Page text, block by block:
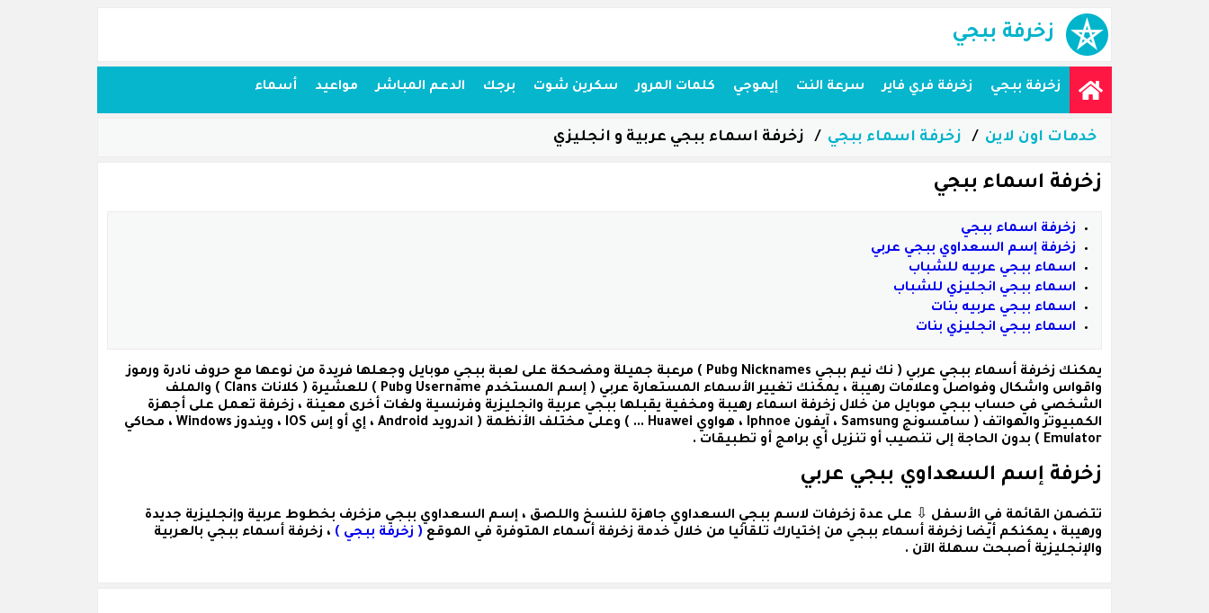
زخرفة ببجي
زخرفة ببجي زخرفة فري فاير سرعة النت إيموجي كلمات المرور سكرين شوت برجك الدعم المباشر مواعيد أسماء
خدمات اون لاين زخرفة اسماء ببجي زخرفة اسماء ببجي عربية و انجليزي
زخرفة اسماء ببجي
زخرفة اسماء ببجي
زخرفة إسم السعداوي ببجي عربي
اسماء ببجي عربيه للشباب
اسماء ببجي انجليزي للشباب
اسماء ببجي عربيه بنات
اسماء ببجي انجليزي بنات
يمكنك زخرفة أسماء ببجي عربي
( نك نيم ببجي Pubg Nicknames ) مرعبة جميلة ومضحكة على لعبة ببجي موبايل وجعلها فريدة من نوعها مع حروف نادرة ورموز
واقواس واشكال وفواصل وعلامات رهيبة ، يمكنك تغيير الأسماء المستعارة عربي ( إسم المستخدم Pubg Username ) للعشيرة ( كلانات Clans )
والملف
الشخصي في حساب ببجي موبايل من خلال زخرفة اسماء رهيبة ومخفية يقبلها ببجي عربية وانجليزية وفرنسية ولغات أخرى معينة ، زخرفة تعمل على أجهزة
الكمبيوتر والهواتف ( سامسونج Samsung ، آيفون Iphnoe ، هواوي Huawei ... ) وعلى مختلف الأنظمة ( اندرويد Android ، إي أو إس IOS ، ويندوز Windows ، محاكي
Emulator ) بدون الحاجة إلى تنصيب أو تنزيل أي برامج أو تطبيقات .
زخرفة إسم السعداوي ببجي عربي
تتضمن القائمة في الأسفل ⇩ على عدة زخرفات لاسم ببجي السعداوي جاهزة للنسخ واللصق ، إسم السعداوي ببجي مزخرف بخطوط عربية وإنجليزية جديدة
ورهيبة ، يمكنكم أيضا زخرفة أسماء ببجي من إختيارك تلقائيا من خلال خدمة زخرفة أسماء المتوفرة في الموقع ( زخرفة ببجي ) ، زخرفة أسماء ببجي بالعربية
والإنجليزية أصبحت سهلة الآن .